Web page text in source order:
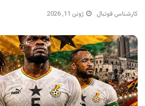
کارشناس فوتبال ژوئن 11, 2026